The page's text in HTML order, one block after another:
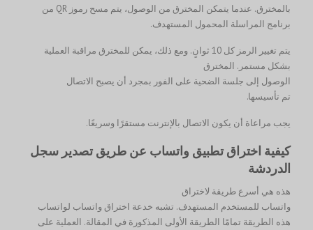
بالمخترق. عندما يتمكن المخترق من الوصول، يتم مسح رموز QR من
برنامج المراسلة المحمول المستهدف.
يتم تغيير الرمز كل 10 ثوانٍ. ومع ذلك، يمكن للمخترق مراقبة العملية
بشكل مستمر. المخترق
الوصول إلى جلسة الضحية على الفور بمجرد أن يصبح الاتصال
تم تأسيسها.
يجب مراعاة أن يكون الاتصال بالإنترنت مستقرًا وسريعًا.
كيفية اختراق تطبيق واتساب عن طريق تصدير سجل
الدردشة
هذه هي أسرع طريقة لاختراق
واتساب للمستخدم المستهدف. تشبه خدعة اختراق واتساب لواتساب
هذه الطريقة تمامًا الطريقة الأولى المذكورة في المقالة. العملية على